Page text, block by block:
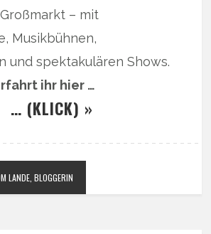
– mit
Musikbühnen,
und spektakulären Shows.
ihr hier …
… (KLICK) »
LANDE, BLOGGERIN